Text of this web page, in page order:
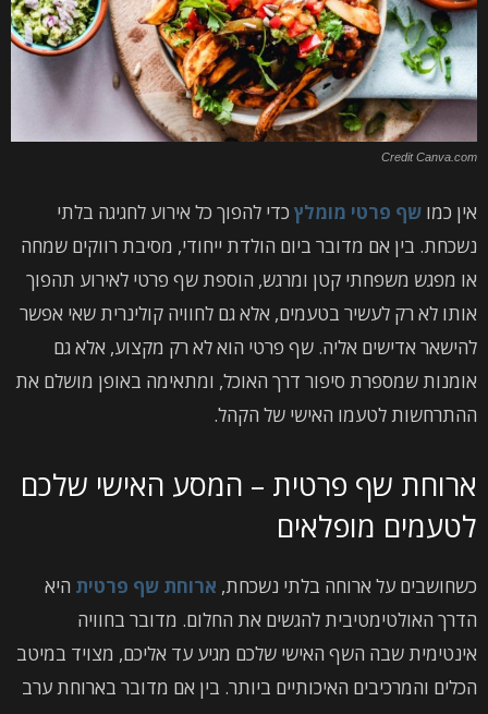
Credit Canva.com
אין כמו שף פרטי מומלץ כדי להפוך כל אירוע לחגיגה בלתי
נשכחת. בין אם מדובר ביום הולדת ייחודי, מסיבת רווקים שמחה
או מפגש משפחתי קטן ומרגש, הוספת שף פרטי לאירוע תהפוך
אותו לא רק לעשיר בטעמים, אלא גם לחוויה קולינרית שאי אפשר
להישאר אדישים אליה. שף פרטי הוא לא רק מקצוע, אלא גם
אומנות שמספרת סיפור דרך האוכל, ומתאימה באופן מושלם את
ההתרחשות לטעמו האישי של הקהל.
ארוחת שף פרטית – המסע האישי שלכם
לטעמים מופלאים
כשחושבים על ארוחה בלתי נשכחת, ארוחת שף פרטית היא
הדרך האולטימטיבית להגשים את החלום. מדובר בחוויה
אינטימית שבה השף האישי שלכם מגיע עד אליכם, מצויד במיטב
הכלים והמרכיבים האיכותיים ביותר. בין אם מדובר בארוחת ערב